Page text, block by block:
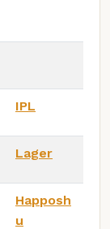
IPL
Lager
Happosh
u